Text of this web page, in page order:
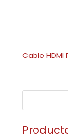
Cable HDMI